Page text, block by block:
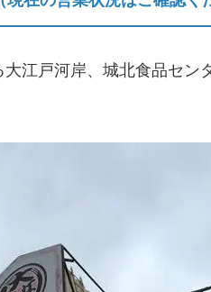
江戸河岸、城北食品セン